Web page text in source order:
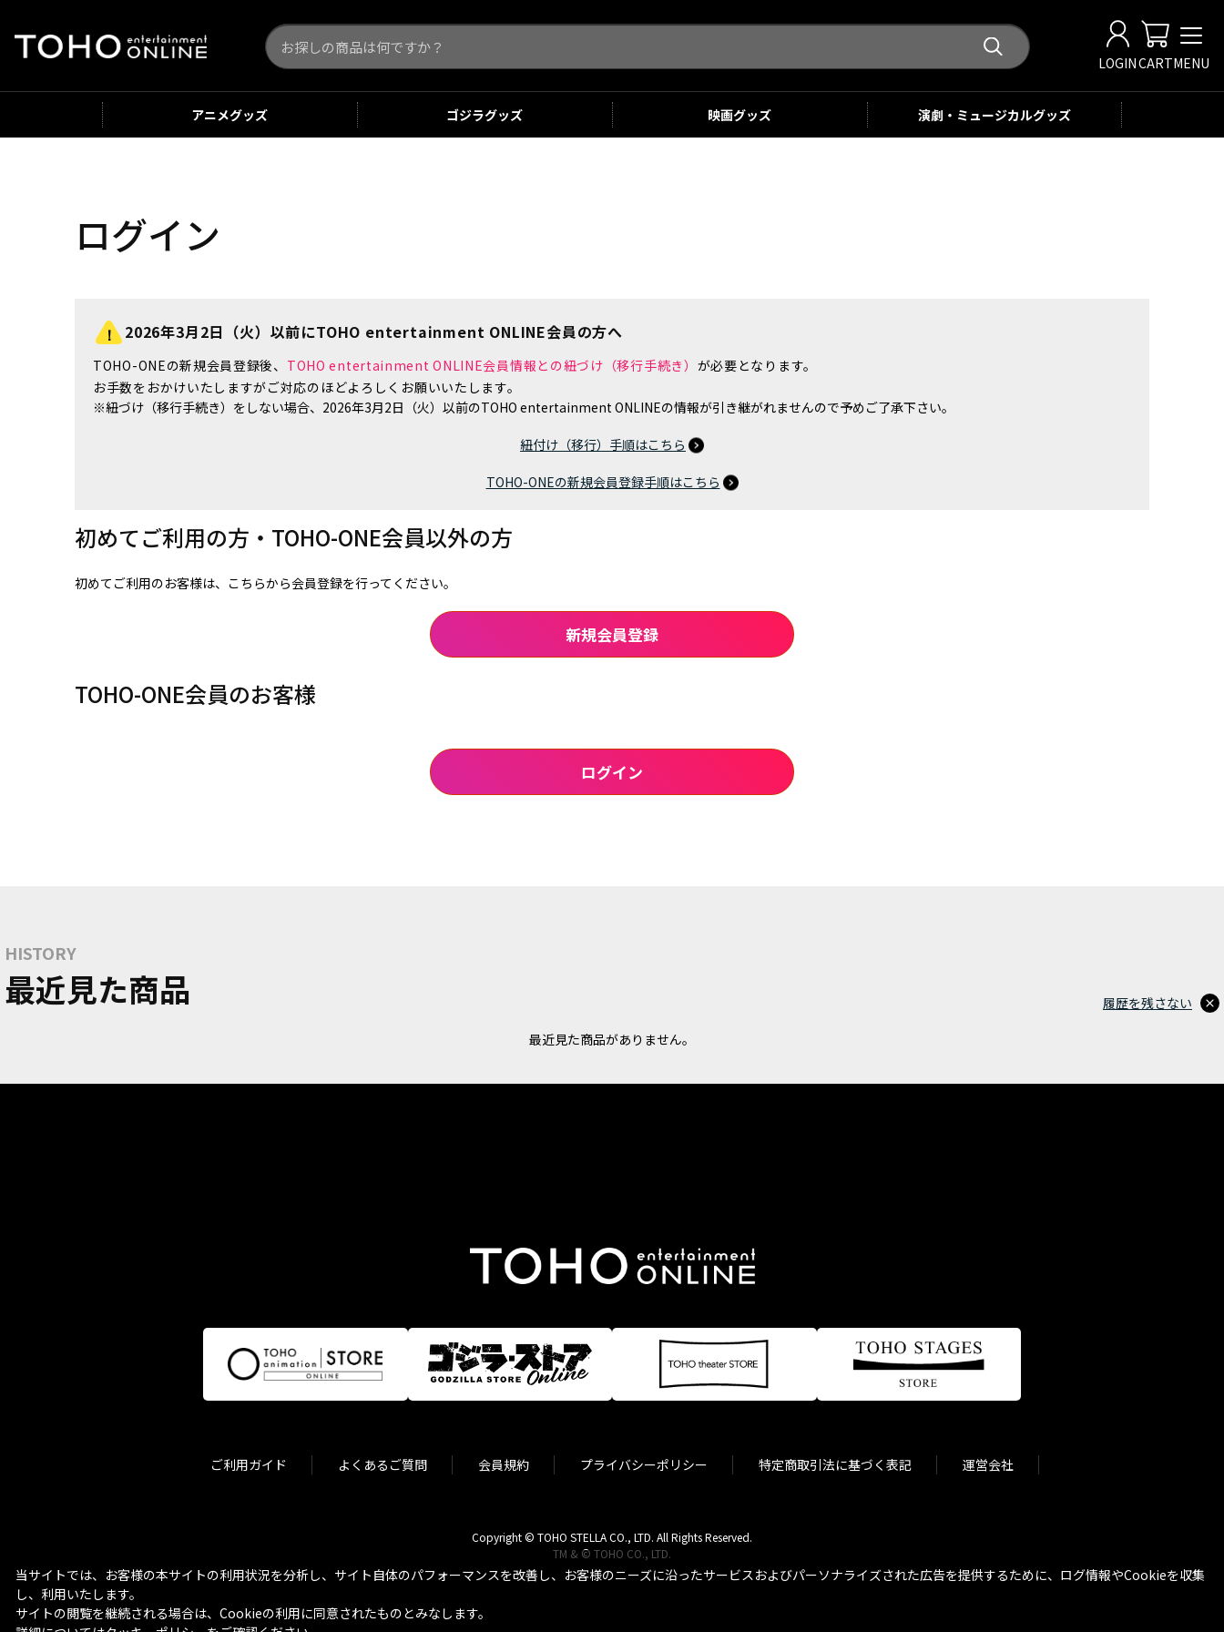
LOGINCARTMENU
アニメグッズ ゴジラグッズ 映画グッズ 演劇・ミュージカルグッズ
ログイン
2026年3月2日（火）以前にTOHO entertainment ONLINE会員の方へ
TOHO-ONEの新規会員登録後、 TOHO entertainment ONLINE会員情報との紐づけ（移行手続き） が必要となります。
お手数をおかけいたしますがご対応のほどよろしくお願いいたします。
※紐づけ（移行手続き）をしない場合、2026年3月2日（火）以前のTOHO entertainment ONLINEの情報が引き継がれませんので予めご了承下さい。
紐付け（移行）手順はこちら
TOHO-ONEの新規会員登録手順はこちら
初めてご利用の方・TOHO-ONE会員以外の方
初めてご利用のお客様は、こちらから会員登録を行ってください。
TOHO-ONE会員のお客様
HISTORY
最近見た商品
最近見た商品がありません。
履歴を残さない
ご利用ガイド よくあるご質問 会員規約 プライバシーポリシー 特定商取引法に基づく表記 運営会社
Copyright © TOHO STELLA CO., LTD. All Rights Reserved.
TM & © TOHO CO., LTD.
当サイトでは、お客様の本サイトの利用状況を分析し、サイト自体のパフォーマンスを改善し、お客様のニーズに沿ったサービスおよびパーソナライズされた広告を提供するために、ログ情報やCookieを収集
し、利用いたします。
サイトの閲覧を継続される場合は、Cookieの利用に同意されたものとみなします。